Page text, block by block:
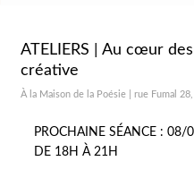
ATELIERS | Au cœur
créative
À la Maison de la Poésie | rue Fumal
PROCHAINE SÉANCE : 08/
DE 18H À 21H